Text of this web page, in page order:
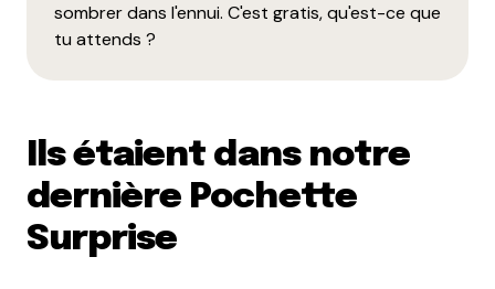
sombrer dans l'ennui. C'est gratis, qu'est-ce que
tu attends ?
Ils étaient dans notre
dernière Pochette
Surprise